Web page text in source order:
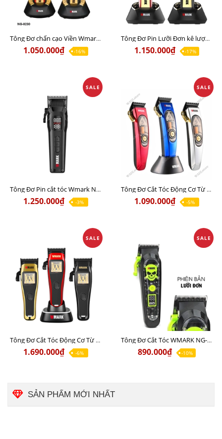
Tông Đơ chấn cạo Viền Wmark NG-8230 Chính Hãng
1.050.000₫ -16%
Tông Đơ Pin Lưỡi Đơn kê lược đi khung Wmark NG-8030 Chính Hãng
1.150.000₫ -17%
SALE
Tông Đơ Pin cắt tóc Wmark NG-8080 Chính Hãng
1.250.000₫ -3%
SALE
Tông Đơ Cắt Tóc Động Cơ Từ Tính WMARK NG-9004 Chính Hãng
1.090.000₫ -5%
SALE
Tông Đơ Cắt Tóc Động Cơ Từ Tính WMARK NG-X1 Chính Hãng
1.690.000₫ -6%
SALE
Tông Đơ Cắt Tóc WMARK NG-130 Sạc Wireless Chuyên hớt lược, đi khung
890.000₫ -10%
SẢN PHẨM MỚI NHẤT